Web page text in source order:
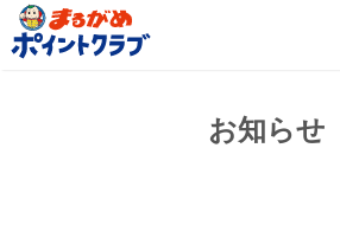
新規入会
お知らせ